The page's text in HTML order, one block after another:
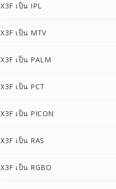
X3F เป็น IPL
X3F เป็น MTV
X3F เป็น PALM
X3F เป็น PCT
X3F เป็น PICON
X3F เป็น RAS
X3F เป็น RGBO